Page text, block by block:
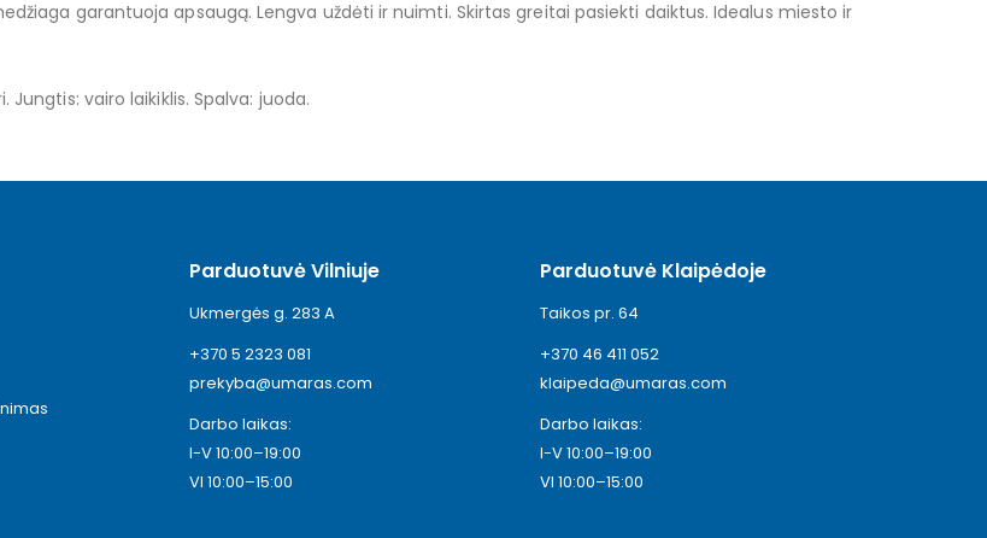
garantuoja apsaugą. Lengva uždėti ir nuimti. Skirtas greitai pasiekti daiktus. Idealus miesto ir
Jungtis: vairo laikiklis. Spalva: juoda.
Parduotuvė Vilniuje
Ukmergės g. 283 A
+370 5 2323 081
prekyba@umaras.com
Darbo laikas:
I-V 10:00–19:00
VI 10:00–15:00
Parduotuvė Klaipėdoje
Taikos pr. 64
+370 46 411 052
klaipeda@umaras.com
Darbo laikas:
I-V 10:00–19:00
VI 10:00–15:00